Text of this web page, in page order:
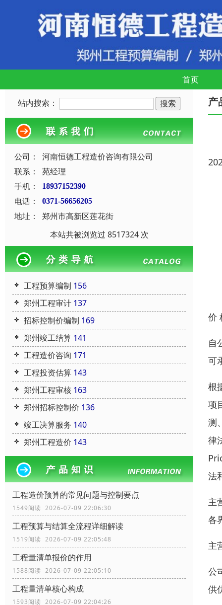
首页
站内搜索：
公司：
河南恒德工程造价咨询有限公司
联系：
苑经理
手机：
18937152390
电话： 0371-56656205
地址：
郑州市高新区莲花街
本站共被浏览过 8517324 次
工程预算编制 156
郑州工程审计 137
招标控制价编制 169
郑州竣工结算 141
工程造价咨询 171
工程投资估算 143
郑州工程审核 163
郑州招标控制价 136
竣工决算服务 140
郑州工程造价 143
工程造价预算的常见问题与控制要点
1549阅读 2026-07-09 22:06:30
工程预算与结算全流程详细解读
1519阅读 2026-07-09 22:05:48
工程量清单报价的作用
1588阅读 2026-07-09 22:05:10
工程量清单核心构成
1593阅读 2026-07-09 22:04:26
产
价
自
可
根
项
测
律
法
主
各
主
公
供